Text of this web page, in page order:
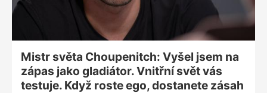
Mistr světa Choupenitch: Vyšel jsem na
zápas jako gladiátor. Vnitřní svět vás
testuje. Když roste ego, dostanete zásah